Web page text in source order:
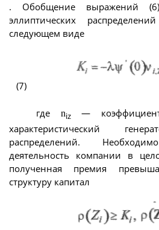
. Обобщение выражений
эллиптических
следующем виде
(7)
где niz—
характеристический
распределений.
деятельность компании в
полученная премия
структуру капитал